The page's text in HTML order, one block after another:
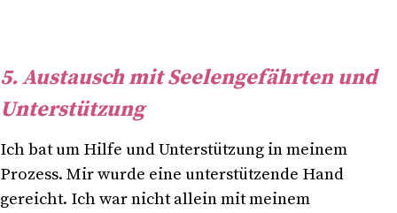
5. Austausch mit Seelengefährten und
Unterstützung
Ich bat um Hilfe und Unterstützung in meinem
Prozess. Mir wurde eine unterstützende Hand
gereicht. Ich war nicht allein mit meinem